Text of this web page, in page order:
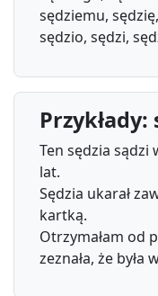
sędziemu,
sędzio, sędzi,
Przykłady:
Ten sędzia
lat.
Sędzia ukarał
kartką.
Otrzymałam od
zeznała, że była